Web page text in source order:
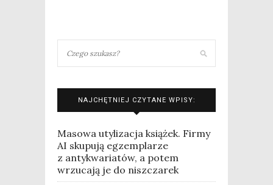
NAJCHĘTNIEJ CZYTANE WPISY:
Masowa utylizacja książek. Firmy
AI skupują egzemplarze
z antykwariatów, a potem
wrzucają je do niszczarek